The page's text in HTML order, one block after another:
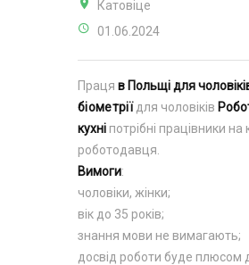
Катовіце
01.06.2024
Праця в Польщі для
біометріїдля чоловіків
кухні потрібні працівники
роботодавця.
Вимоги:
чоловіки, жінки;
вік до 35 років;
знання мови не вимагають;
досвід роботи буде плюсом